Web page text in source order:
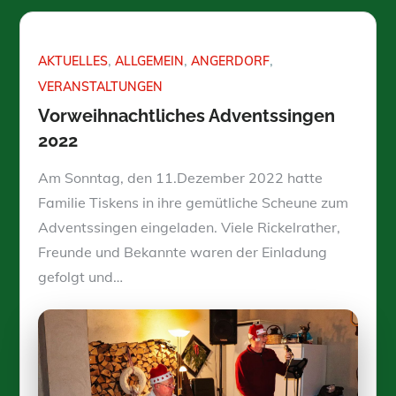
AKTUELLES ALLGEMEIN ANGERDORF
VERANSTALTUNGEN
Vorweihnachtliches Adventssingen
2022
Am Sonntag, den 11.Dezember 2022 hatte
Familie Tiskens in ihre gemütliche Scheune zum
Adventssingen eingeladen. Viele Rickelrather,
Freunde und Bekannte waren der Einladung
gefolgt und…